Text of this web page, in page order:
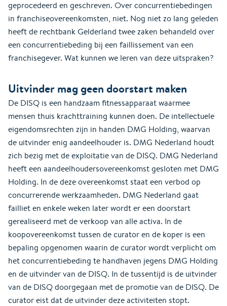
geprocedeerd en geschreven. Over concurrentiebedingen
in franchiseovereenkomsten, niet. Nog niet zo lang geleden
heeft de rechtbank Gelderland twee zaken behandeld over
een concurrentiebeding bij een faillissement van een
franchisegever. Wat kunnen we leren van deze uitspraken?
Uitvinder mag geen doorstart maken
De DISQ is een handzaam fitnessapparaat waarmee
mensen thuis krachttraining kunnen doen. De intellectuele
eigendomsrechten zijn in handen DMG Holding, waarvan
de uitvinder enig aandeelhouder is. DMG Nederland houdt
zich bezig met de exploitatie van de DISQ. DMG Nederland
heeft een aandeelhoudersovereenkomst gesloten met DMG
Holding. In de deze overeenkomst staat een verbod op
concurrerende werkzaamheden. DMG Nederland gaat
failliet en enkele weken later wordt er een doorstart
gerealiseerd met de verkoop van alle activa. In de
koopovereenkomst tussen de curator en de koper is een
bepaling opgenomen waarin de curator wordt verplicht om
het concurrentiebeding te handhaven jegens DMG Holding
en de uitvinder van de DISQ. In de tussentijd is de uitvinder
van de DISQ doorgegaan met de promotie van de DISQ. De
curator eist dat de uitvinder deze activiteiten stopt.